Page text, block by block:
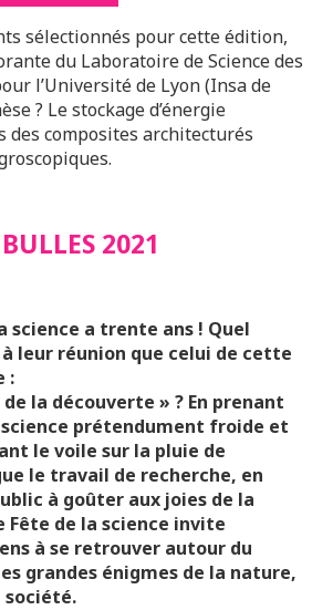
sélectionnés pour cette édition,
du Laboratoire de Science des
l’Université de Lyon (Insa de
? Le stockage d’énergie
des composites architecturés
2021
science a trente ans ! Quel
leur réunion que celui de cette
:
de la découverte » ? En prenant
prétendument froide et
le voile sur la pluie de
le travail de recherche, en
à goûter aux joies de la
Fête de la science invite
à se retrouver autour du
grandes énigmes de la nature,
société.